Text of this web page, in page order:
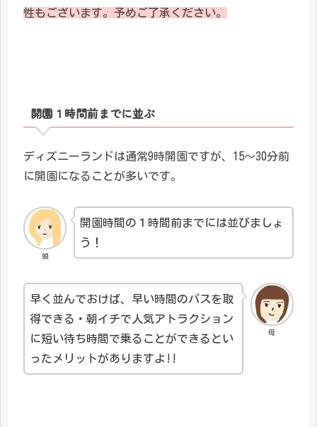
性もございます。予めご了承ください。
開園１時間前までに並ぶ
ディズニーランドは通常9時開園ですが、15～30分前
に開園になることが多いです。
娘
開園時間の１時間前までには並びましょ
う！
母
早く並んでおけば、早い時間のパスを取
得できる・朝イチで人気アトラクション
に短い待ち時間で乗ることができるとい
ったメリットがありますよ!!